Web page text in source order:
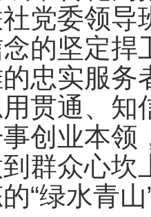
党委领导
的坚定捍
忠实服
贯通、知
创业本领
群众心坎
“绿水青